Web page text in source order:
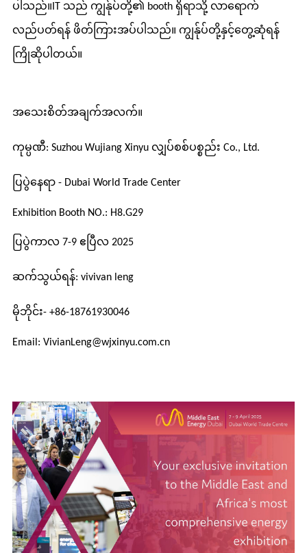
ပါသည်။IT သည် ကျွန်ုပ်တို့၏ booth ရှိရာသို့ လာရောက်
လည်ပတ်ရန် ဖိတ်ကြားအပ်ပါသည်။ ကျွန်ုပ်တို့နှင့်တွေ့ဆုံရန်
ကြိုဆိုပါတယ်။
အသေးစိတ်အချက်အလက်။
ကုမ္ပဏီ: Suzhou Wujiang Xinyu လျှပ်စစ်ပစ္စည်း Co., Ltd.
ပြပွဲနေရာ - Dubai World Trade Center
Exhibition Booth NO.: H8.G29
ပြပွဲကာလ 7-9 ဧပြီလ 2025
ဆက်သွယ်ရန်: vivivan leng
မိုဘိုင်း- +86-18761930046
Email: VivianLeng@wjxinyu.com.cn